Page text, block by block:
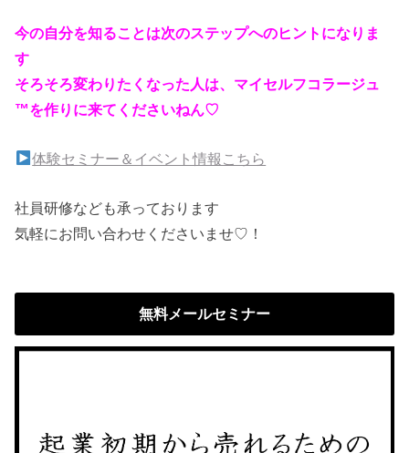
今の自分を知ることは次のステップへのヒントになりま
す
そろそろ変わりたくなった人は、マイセルフコラージュ
™を作りに来てくださいねん♡
体験セミナー＆イベント情報こちら
社員研修なども承っております
気軽にお問い合わせくださいませ♡！
無料メールセミナー